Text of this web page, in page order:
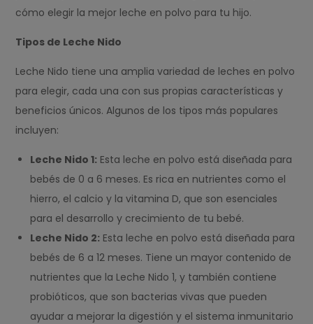
cómo elegir la mejor leche en polvo para tu hijo.
Tipos de Leche Nido
Leche Nido tiene una amplia variedad de leches en polvo
para elegir, cada una con sus propias características y
beneficios únicos. Algunos de los tipos más populares
incluyen:
Leche Nido 1: Esta leche en polvo está diseñada para
bebés de 0 a 6 meses. Es rica en nutrientes como el
hierro, el calcio y la vitamina D, que son esenciales
para el desarrollo y crecimiento de tu bebé.
Leche Nido 2: Esta leche en polvo está diseñada para
bebés de 6 a 12 meses. Tiene un mayor contenido de
nutrientes que la Leche Nido 1, y también contiene
probióticos, que son bacterias vivas que pueden
ayudar a mejorar la digestión y el sistema inmunitario